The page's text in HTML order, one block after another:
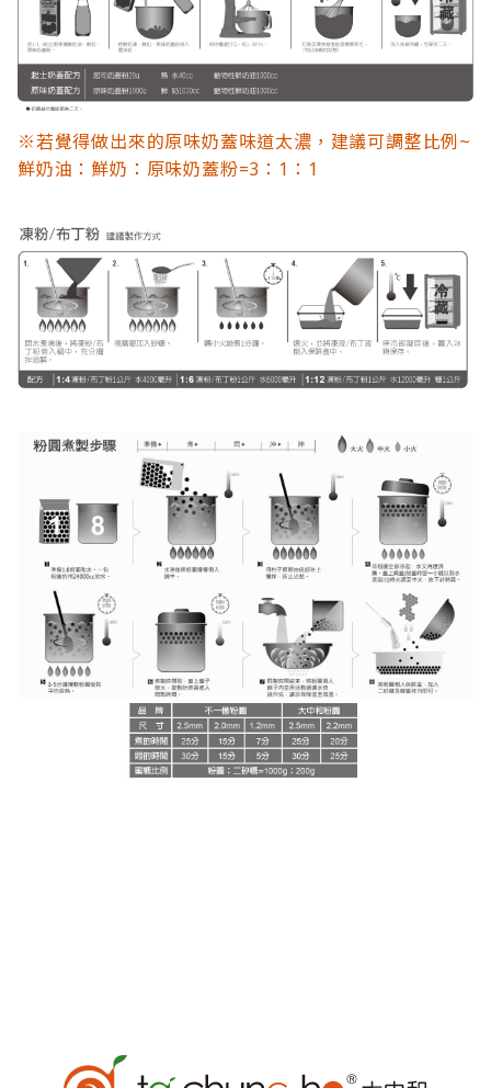
※若覺得做出來的原味奶蓋味道太濃，建議可調整比例~
鮮奶油：鮮奶：原味奶蓋粉=3：1：1